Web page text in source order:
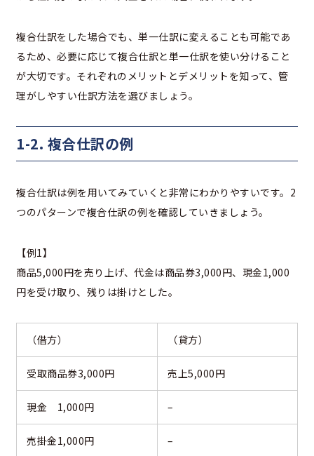
複合仕訳をした場合でも、単一仕訳に変えることも可能であ
るため、必要に応じて複合仕訳と単一仕訳を使い分けること
が大切です。それぞれのメリットとデメリットを知って、管
理がしやすい仕訳方法を選びましょう。
1-2. 複合仕訳の例
複合仕訳は例を用いてみていくと非常にわかりやすいです。2
つのパターンで複合仕訳の例を確認していきましょう。
【例1】
商品5,000円を売り上げ、代金は商品券3,000円、現金1,000
円を受け取り、残りは掛けとした。
（借方） （貸方）
受取商品券3,000円 売上5,000円
現金 1,000円 –
売掛金1,000円 –